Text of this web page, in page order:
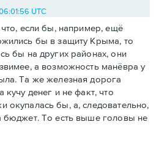
UTC
если бы, например, ещё
бы в защиту Крыма, то
бы на других районах, они
а возможность манёвра у
Та же железная дорога
кучу денег и не факт, что
окупалась бы, а, следовательно,
бюджет. То есть выше головы не